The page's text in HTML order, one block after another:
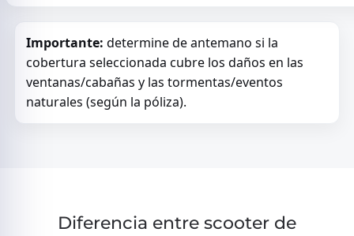
Importante: determine de antemano si la
cobertura seleccionada cubre los daños en las
ventanas/cabañas y las tormentas/eventos
naturales (según la póliza).
Diferencia entre scooter de